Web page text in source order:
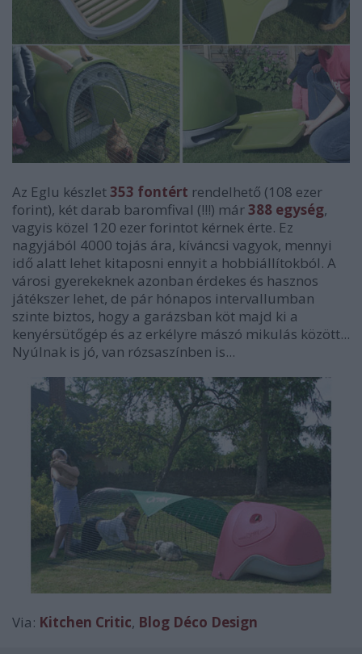
Az Eglu készlet353 fontért rendelhető (108 ezer
forint), két darab baromfival (!!!) már388 egység,
vagyis közel 120 ezer forintot kérnek érte. Ez
nagyjából 4000 tojás ára, kíváncsi vagyok, mennyi
idő alatt lehet kitaposni ennyit a hobbiállítokból. A
városi gyerekeknek azonban érdekes és hasznos
játékszer lehet, de pár hónapos intervallumban
szinte biztos, hogy a garázsban köt majd ki a
kenyérsütőgép és az erkélyre mászó mikulás között...
Nyúlnak is jó, van rózsaszínben is...
Via: Kitchen Critic, Blog Déco Design